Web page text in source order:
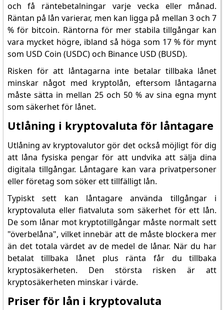
och få räntebetalningar varje vecka eller månad.
Räntan på lån varierar, men kan ligga på mellan 3 och 7
% för bitcoin. Räntorna för mer stabila tillgångar kan
vara mycket högre, ibland så höga som 17 % för mynt
som USD Coin (USDC) och Binance USD (BUSD).
Risken för att låntagarna inte betalar tillbaka lånet
minskar något med kryptolån, eftersom låntagarna
måste sätta in mellan 25 och 50 % av sina egna mynt
som säkerhet för lånet.
Utlåning i kryptovaluta för låntagare
Utlåning av kryptovalutor gör det också möjligt för dig
att låna fysiska pengar för att undvika att sälja dina
digitala tillgångar. Låntagare kan vara privatpersoner
eller företag som söker ett tillfälligt lån.
Typiskt sett kan låntagare använda tillgångar i
kryptovaluta eller fiatvaluta som säkerhet för ett lån.
De som lånar mot kryptotillgångar måste normalt sett
"överbelåna", vilket innebär att de måste blockera mer
än det totala värdet av de medel de lånar. När du har
betalat tillbaka lånet plus ränta får du tillbaka
kryptosäkerheten. Den största risken är att
kryptosäkerheten minskar i värde.
Priser för lån i kryptovaluta